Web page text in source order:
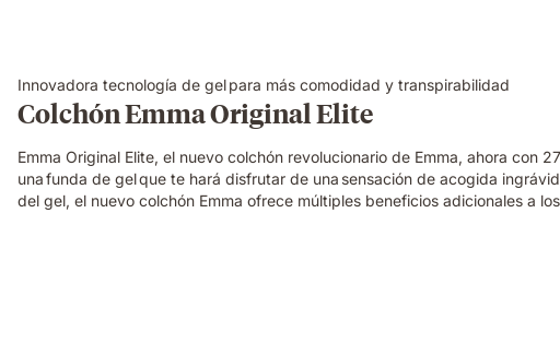
Innovadora tecnología de gel para más comodidad y transpirabilidad
Colchón Emma Original Elite
Emma Original Elite, el nuevo colchón revolucionario de Emma, ahora con
una funda de gel que te hará disfrutar de una sensación de acogida
del gel, el nuevo colchón Emma ofrece múltiples beneficios adicionales a